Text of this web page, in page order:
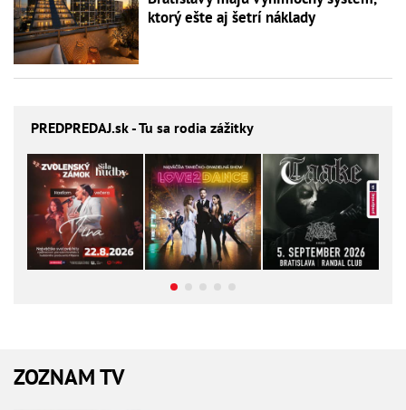
ktorý ešte aj šetrí náklady
PREDPREDAJ.sk - Tu sa rodia zážitky
ZOZNAM TV